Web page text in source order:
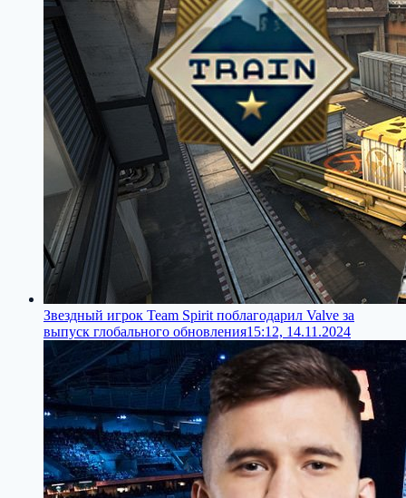
Звездный игрок Team Spirit поблагодарил Valve за
выпуск глобального обновления15:12, 14.11.2024